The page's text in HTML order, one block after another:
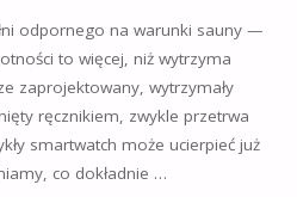
odpornego na warunki sauny —
to więcej, niż wytrzyma
zaprojektowany, wytrzymały
ręcznikiem, zwykle przetrwa
smartwatch może ucierpieć już
co dokładnie …